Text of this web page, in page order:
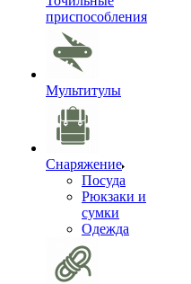
приспособления
Мультитулы
Снаряжение
Посуда
Рюкзаки и
сумки
Одежда